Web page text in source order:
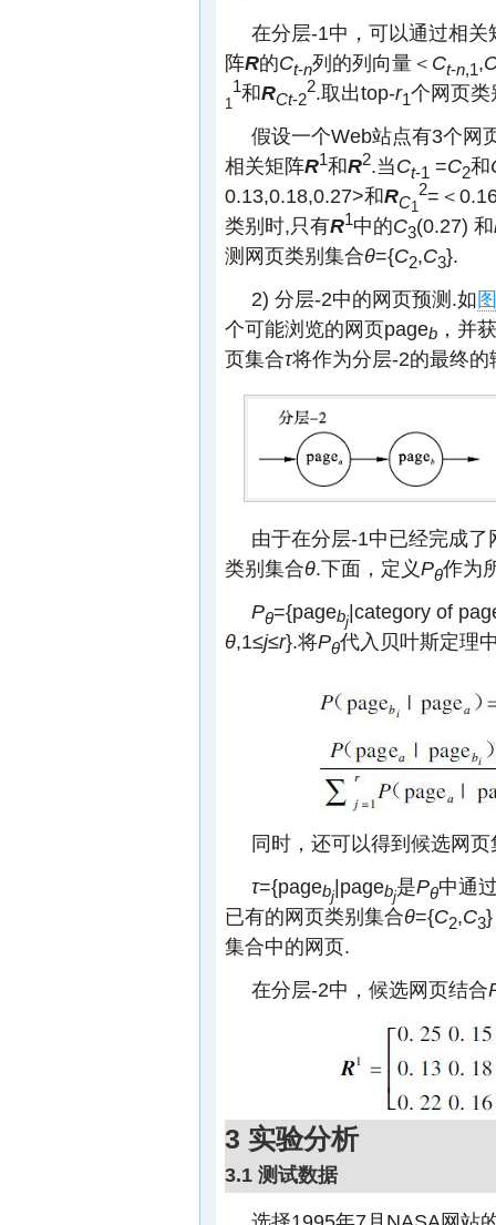
在分层-1中，可以通过相
阵R的Ct-n列的列向量＜ Ct-n,1,
1
1和RCt-2
2.取出top-r1个网页类
假设一个Web站点有3个网
相关矩阵R1和R2.当Ct-1 =C2和
0.13,0.18,0.27>和RC1
2=＜
类别时,只有R1中的C3(0.27) 和
测网页类别集合θ={C2,C3}.
2) 分层-2中的网页预测.如
个可能浏览的网页pageb ，并
页集合τ将作为分层-2的最终的
由于在分层-1中已经完成
类别集合θ.下面，定义Pθ作为
Pθ={pagebj|category of
θ,1≤j≤r}.将Pθ代入贝叶斯定理
同时，还可以得到候选网页
τ={pagebj|pagebj是Pθ中通
已有的网页类别集合θ={C2,C3
集合中的网页.
在分层-2中，候选网页结合
3 实验分析
3.1 测试数据